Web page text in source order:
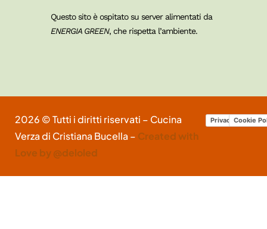
Questo sito è ospitato su server alimentati da
ENERGIA GREEN, che rispetta l’ambiente.
2026 © Tutti i diritti riservati – Cucina
Verza di Cristiana Bucella – Created with
Love by @deloled
Privacy Policy
Cookie